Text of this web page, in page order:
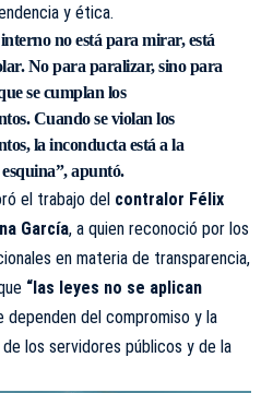
y ética.
no está para mirar, está
No para paralizar, sino para
se cumplan los
Cuando se violan los
la inconducta está a la
apuntó.
el trabajo del contralor Félix
García, a quien reconoció por los
en materia de transparencia,
“las leyes no se aplican
dependen del compromiso y la
los servidores públicos y de la